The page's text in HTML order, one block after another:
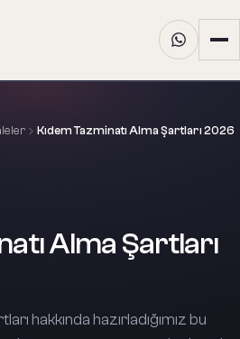
Kıdem Tazminatı Alma Şartları 2026
Alma Şartları
hakkında hazırladığımız bu